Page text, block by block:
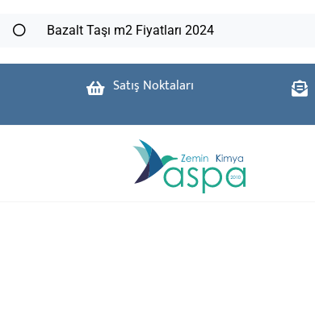
Bazalt Taşı m2 Fiyatları 2024
Satış Noktaları